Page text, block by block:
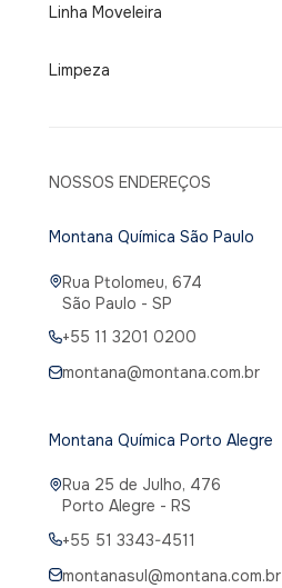
Linha Moveleira
Limpeza
NOSSOS ENDEREÇOS
Montana Química São Paulo
Rua Ptolomeu, 674
São Paulo - SP
+55 11 3201 0200
montana@montana.com.br
Montana Química Porto Alegre
Rua 25 de Julho, 476
Porto Alegre - RS
+55 51 3343-4511
montanasul@montana.com.br